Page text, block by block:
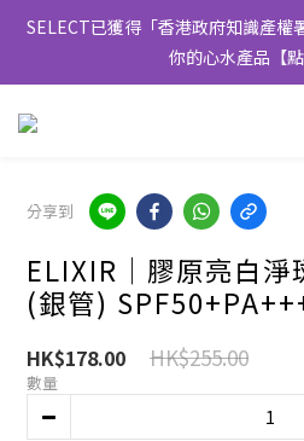
SELECT已獲得「香港政府知識產權
你的心水產品【點
分享到
ELIXIR│膠原亮白淨
(銀管)
HK$178.00 HK$255.00
數量